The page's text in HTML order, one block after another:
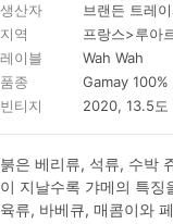
생산자
브랜든 트레
지역
프랑스>루아
레이블
Wah Wah
품종
Gamay 100%
빈티지
2020, 13.5도
붉은 베리류, 석류, 수박
이 지날수록 갸메의 특징
육류, 바베큐, 매콤이와